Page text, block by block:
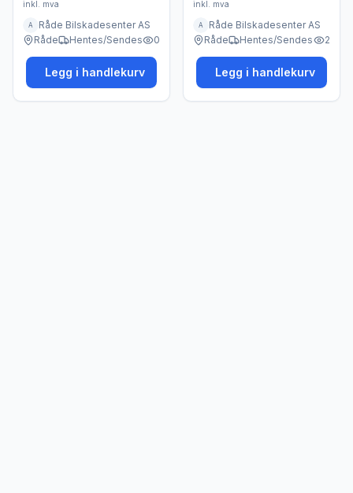
inkl. mva
A
Råde Bilskadesenter AS
Råde
Hentes/Sendes 0
Legg i handlekurv
inkl. mva
A
Råde Bilskadesenter AS
Råde
Hentes/Sendes 2
Legg i handlekurv